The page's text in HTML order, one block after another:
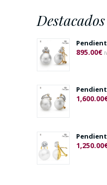
Destacados
895.00€
1,600.00
1,250.00